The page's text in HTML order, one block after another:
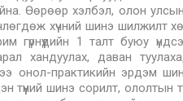
Өөрөөр хэлбэл, олон
хүчний шинэ шилжилт
гүрнүүдийн 1 талт буюу
хандуулах, даван
онол-практикийн эрдэм
түүний шинэ сорилт,